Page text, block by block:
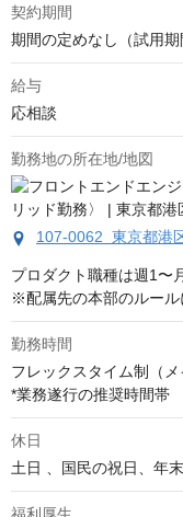
契約期間
期間の定めなし（試用期
給与
応相談
勤務地の所在地/地図
107-0062 東京都港
プロダクト職種は週1〜
※配属先の本部のルール
勤務時間
フレックスタイム制（
*業務遂行の推奨時間帯
休日
土日 、国民の祝日、年